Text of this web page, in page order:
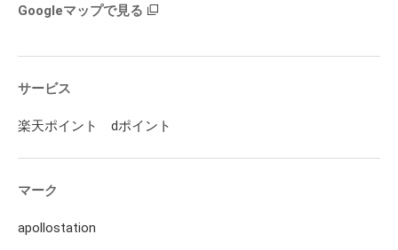
Googleマップで見る
サービス
楽天ポイント dポイント
マーク
apollostation